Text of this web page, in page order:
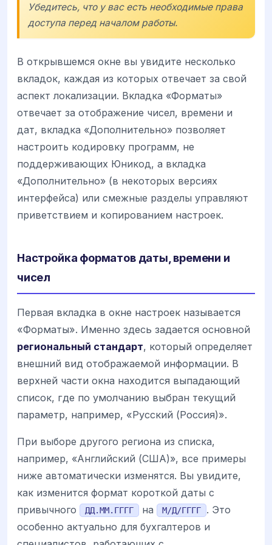
Убедитесь, что у вас есть необходимые права
доступа перед началом работы.
В открывшемся окне вы увидите несколько
вкладок, каждая из которых отвечает за свой
аспект локализации. Вкладка «Форматы»
отвечает за отображение чисел, времени и
дат, вкладка «Дополнительно» позволяет
настроить кодировку программ, не
поддерживающих Юникод, а вкладка
«Дополнительно» (в некоторых версиях
интерфейса) или смежные разделы управляют
приветствием и копированием настроек.
Настройка форматов даты, времени и
чисел
Первая вкладка в окне настроек называется
«Форматы». Именно здесь задается основной
региональный стандарт, который определяет
внешний вид отображаемой информации. В
верхней части окна находится выпадающий
список, где по умолчанию выбран текущий
параметр, например, «Русский (Россия)».
При выборе другого региона из списка,
например, «Английский (США)», все примеры
ниже автоматически изменятся. Вы увидите,
как изменится формат короткой даты с
привычного
ДД.ММ.ГГГГ на М/Д/ГГГГ
. Это
особенно актуально для бухгалтеров и